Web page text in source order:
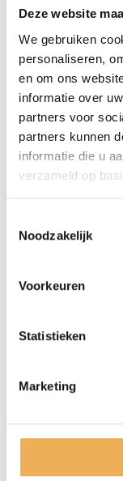
Deze website
We gebruiken
personaliseren,
en om ons
informatie over
partners voor
partners kunnen
informatie die u
verzameld op
Noodzakelijk
Voorkeuren
Statistieken
Marketing
cm
x
B
16
cm
28.95pm2
aantal
Artikelnummer:FI154
opgestuurd!,Noten
Extra informatie